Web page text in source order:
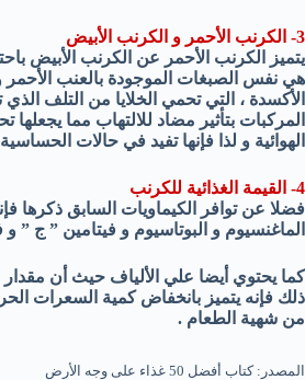
3- الكرنب الأحمر و الكرنب الأبيض
يتميز الكرنب الأحمر عن الكرنب الأبيض
هي نفس الصبغات الموجودة بالعنب الأحمر
الأكسدة ، التي تحمي الخلايا من التلف
المركبات بتأثير مضاد للالتهاب مما
الهوائية و لذا فإنها تفيد في حالات
4- القيمة الغذائية للكرنب
فضلا عن توافر الكيماويات السابق ذكرها
الماغنسيوم و البوتاسيوم و فيتامين ” ج ”
ذلك فإنه يتميز بانخفاض كمية السعرات
من شهية الطعام .
المصدر: كتاب أفضل 50 غذاء على وجه الأرض